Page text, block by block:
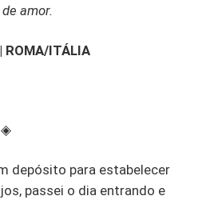
trigêmeos ruivinhos lindos e
formar uma família e
amor.
ROMA/ITÁLIA
◈
depósito para estabelecer
passei o dia entrando e